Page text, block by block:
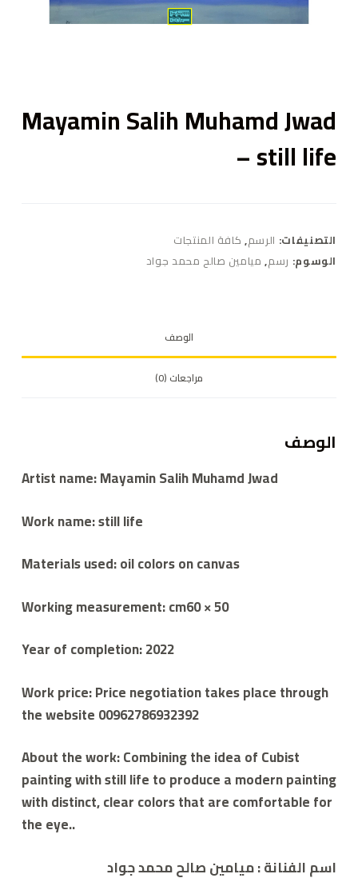
Mayamin Salih Muhamd Jwad
– still life
التصنيفات: الرسم, كافة المنتجات
الوسوم: رسم, ميامين صالح محمد جواد
الوصف
مراجعات (0)
الوصف
Artist name:Mayamin Salih Muhamd Jwad
Work name: still life
Materials used: oil colors on canvas
Working measurement: cm60 × 50
Year of completion: 2022
Work price: Price negotiation takes place through
the website 00962786932392
About the work: Combining the idea of ​​Cubist
painting with still life to produce a modern painting
with distinct, clear colors that are comfortable for
the eye..
اسم الفنانة :ميامين صالح محمد جواد